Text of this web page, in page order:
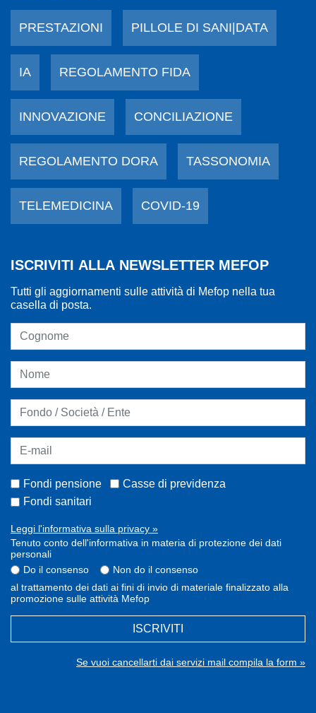
PRESTAZIONI PILLOLE DI SANI|DATA
IA REGOLAMENTO FIDA
INNOVAZIONE CONCILIAZIONE
REGOLAMENTO DORA TASSONOMIA
TELEMEDICINA COVID-19
ISCRIVITI ALLA NEWSLETTER MEFOP
Tutti gli aggiornamenti sulle attività di Mefop nella tua
casella di posta.
Fondi pensione
Casse di previdenza
Fondi sanitari
Leggi l'informativa sulla privacy »
Tenuto conto dell'informativa in materia di protezione dei dati
personali
Do il consenso
Non do il consenso
al trattamento dei dati ai fini di invio di materiale finalizzato alla
promozione sulle attività Mefop
ISCRIVITI
Se vuoi cancellarti dai servizi mail compila la form »